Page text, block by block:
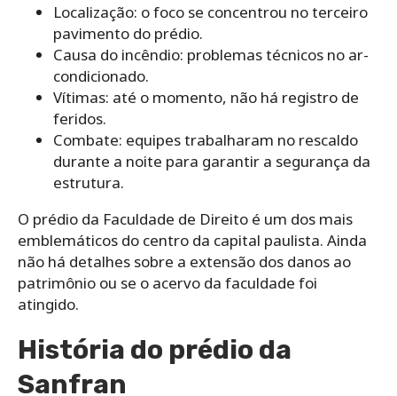
Localização: o foco se concentrou no terceiro
pavimento do prédio.
Causa do incêndio: problemas técnicos no ar-
condicionado.
Vítimas: até o momento, não há registro de
feridos.
Combate: equipes trabalharam no rescaldo
durante a noite para garantir a segurança da
estrutura.
O prédio da Faculdade de Direito é um dos mais
emblemáticos do centro da capital paulista. Ainda
não há detalhes sobre a extensão dos danos ao
patrimônio ou se o acervo da faculdade foi
atingido.
História do prédio da
Sanfran